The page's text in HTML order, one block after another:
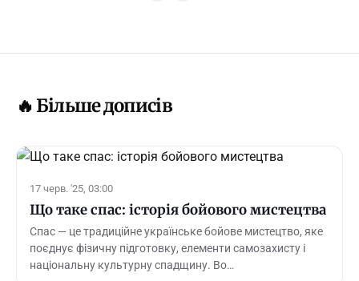
🔥 Більше дописів
17 черв. '25, 03:00
Що таке спас: історія бойового мистецтва
Спас — це традиційне українське бойове мистецтво, яке
поєднує фізичну підготовку, елементи самозахисту і
національну культурну спадщину. Во…